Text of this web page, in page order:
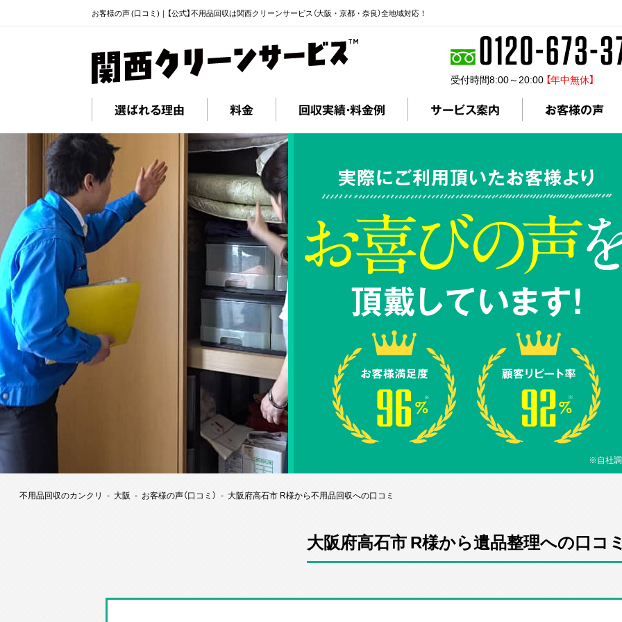
お客様の声 (口コミ)｜【公式】不用品回収は関西クリーンサービス（大阪・京都・奈良）全地域対応！
受付時間8:00～20:00 【年中無休】
選ばれる理由 料金 回収実績・料金例 サービス案内 お客様の声
実際にご利用頂いたお客様より
頂戴しています!
※自社
不用品回収のカンクリ 大阪 お客様の声（口コミ） 大阪府高石市 R様から不用品回収への口コミ
大阪府高石市 R様から遺品整理への口コ